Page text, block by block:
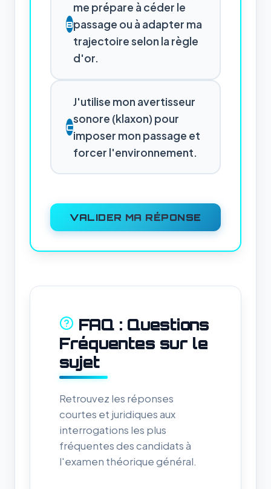
B
me prépare à céder le
passage ou à adapter ma
trajectoire selon la règle
d'or.
C
J'utilise mon avertisseur
sonore (klaxon) pour
imposer mon passage et
forcer l'environnement.
VALIDER MA RÉPONSE
FAQ : Questions
Fréquentes sur le
sujet
Retrouvez les réponses
courtes et juridiques aux
interrogations les plus
fréquentes des candidats à
l'examen théorique général.